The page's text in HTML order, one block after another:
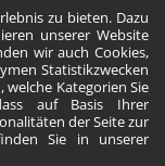
zu bieten. Dazu
unserer Website
wir auch Cookies,
Statistikzwecken
Kategorien Sie
auf Basis Ihrer
der Seite zur
Sie in unserer